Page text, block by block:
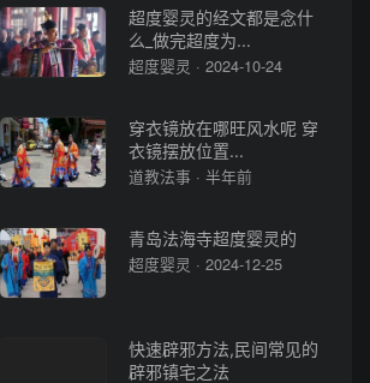
超度婴灵的经文都是念什
么_做完超度为...
超度婴灵 · 2024-10-24
穿衣镜放在哪旺风水呢 穿
衣镜摆放位置...
道教法事 · 半年前
青岛法海寺超度婴灵的
超度婴灵 · 2024-12-25
快速辟邪方法,民间常见的
辟邪镇宅之法